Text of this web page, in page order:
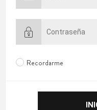
Recordarme